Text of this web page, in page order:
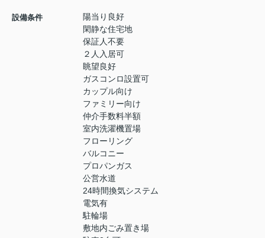
設備条件
陽当り良好
閑静な住宅地
保証人不要
２人入居可
眺望良好
ガスコンロ設置可
カップル向け
ファミリー向け
仲介手数料半額
室内洗濯機置場
フローリング
バルコニー
プロパンガス
公営水道
24時間換気システム
電気有
駐輪場
敷地内ごみ置き場